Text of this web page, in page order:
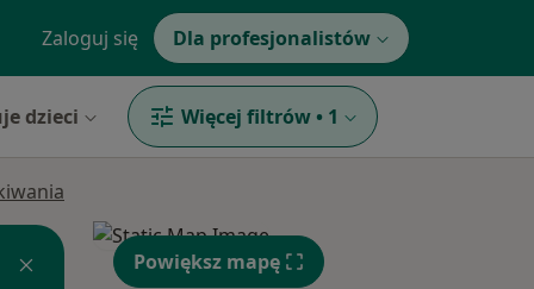
Zaloguj się Dla profesjonalistów
dzieci Więcej filtrów • 1
Powiększ mapę